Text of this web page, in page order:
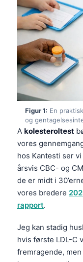
Figur 1: En
og
A kolesteroltest
vores
hos Kantesti ser
årsvis CBC- og
de er midt i
vores bredere
rapport.
Jeg kan stadig
hvis første LDL-C
fremragende,